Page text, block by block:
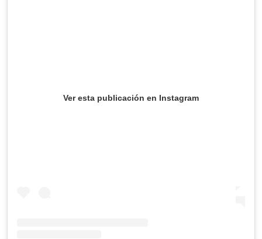
Ver esta publicación en Instagram